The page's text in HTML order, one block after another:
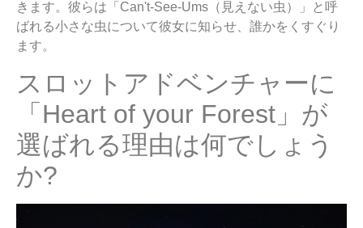
きます。彼らは「Can't-See-Ums（見えない虫）」と呼
ばれる小さな虫について彼女に知らせ、誰かをくすぐり
ます。
スロットアドベンチャーに
「Heart of your Forest」が
選ばれる理由は何でしょう
か?